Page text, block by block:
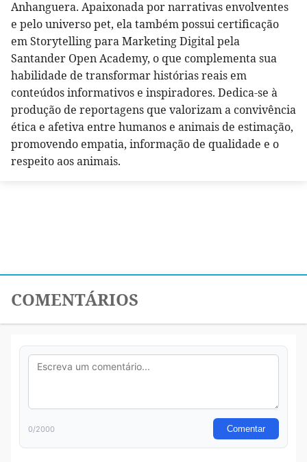
Anhanguera. Apaixonada por narrativas envolventes
e pelo universo pet, ela também possui certificação
em Storytelling para Marketing Digital pela
Santander Open Academy, o que complementa sua
habilidade de transformar histórias reais em
conteúdos informativos e inspiradores. Dedica-se à
produção de reportagens que valorizam a convivência
ética e afetiva entre humanos e animais de estimação,
promovendo empatia, informação de qualidade e o
respeito aos animais.
COMENTÁRIOS